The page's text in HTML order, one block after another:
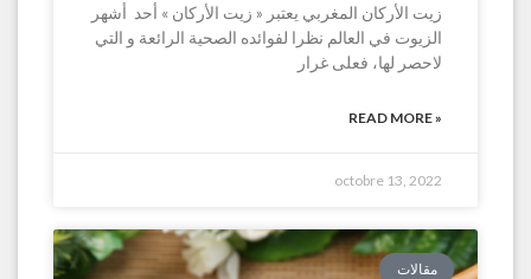
زيت الأركان المغربي يعتبر « زيت الأركان » أحد أشهر
الزيوت في العالم نظرا لفوائده الصحية الرائعة و التي
لاحصر لها، فعلى غرار
READ MORE »
octobre 13, 2022
مقالات